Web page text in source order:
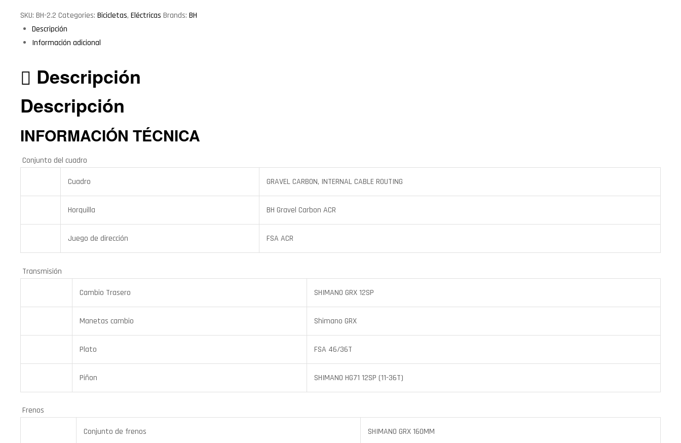
SKU: BH-2.2 Categories: Bicicletas, Eléctricas Brands: BH
Descripción
Información adicional
Descripción
Descripción
INFORMACIÓN TÉCNICA
Conjunto del cuadro
Cuadro
GRAVEL CARBON, INTERNAL CABLE ROUTING
Horquilla BH Gravel Carbon ACR
Juego de dirección FSA ACR
Transmisión
Cambio Trasero
SHIMANO GRX 12SP
Manetas cambio Shimano GRX
Plato FSA 46/36T
Piñon SHIMANO HG71 12SP (11-36T)
Frenos
Conjunto de frenos
SHIMANO GRX 160MM